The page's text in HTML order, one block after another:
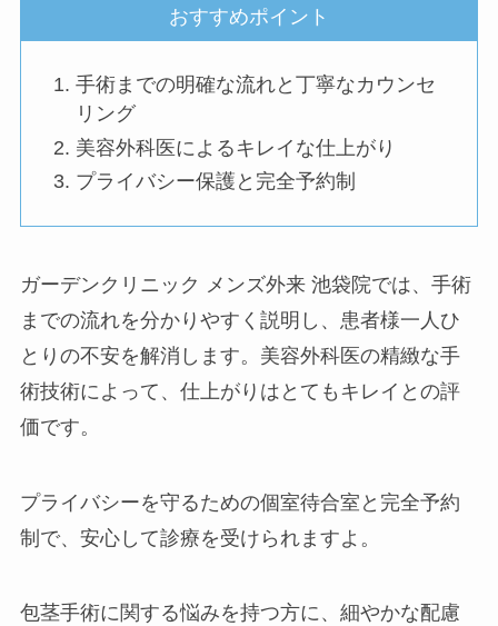
おすすめポイント
手術までの明確な流れと丁寧なカウンセ
リング
美容外科医によるキレイな仕上がり
プライバシー保護と完全予約制
ガーデンクリニック メンズ外来 池袋院では、手術
までの流れを分かりやすく説明し、患者様一人ひ
とりの不安を解消します。美容外科医の精緻な手
術技術によって、仕上がりはとてもキレイとの評
価です。
プライバシーを守るための個室待合室と完全予約
制で、安心して診療を受けられますよ。
包茎手術に関する悩みを持つ方に、細やかな配慮